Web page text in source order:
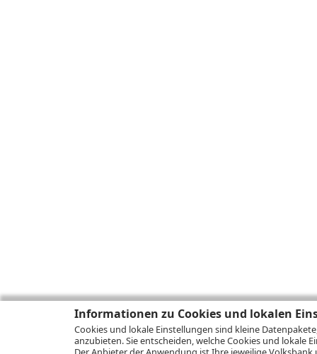
Informationen zu Cookies und lokalen
Cookies und lokale Einstellungen sind kleine
anzubieten. Sie entscheiden, welche Cookies und lokale